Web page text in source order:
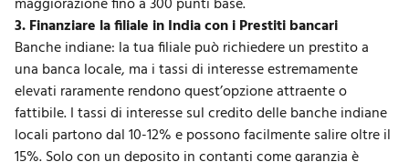
maggiorazione fino a 300 punti base.
3. Finanziare la filiale in India con i Prestiti bancari
Banche indiane: la tua filiale può richiedere un prestito a
una banca locale, ma i tassi di interesse estremamente
elevati raramente rendono quest’opzione attraente o
fattibile. I tassi di interesse sul credito dellebanche indiane
locali partono dal 10-12% e possono facilmente salire oltre il